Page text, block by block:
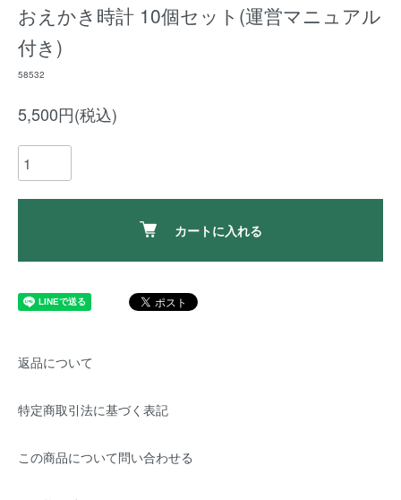
おえかき時計 10個セット(運営マニュアル
付き)
58532
5,500円(税込)
カートに入れる
返品について
特定商取引法に基づく表記
この商品について問い合わせる